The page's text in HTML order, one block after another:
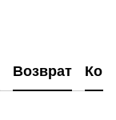
Возврат